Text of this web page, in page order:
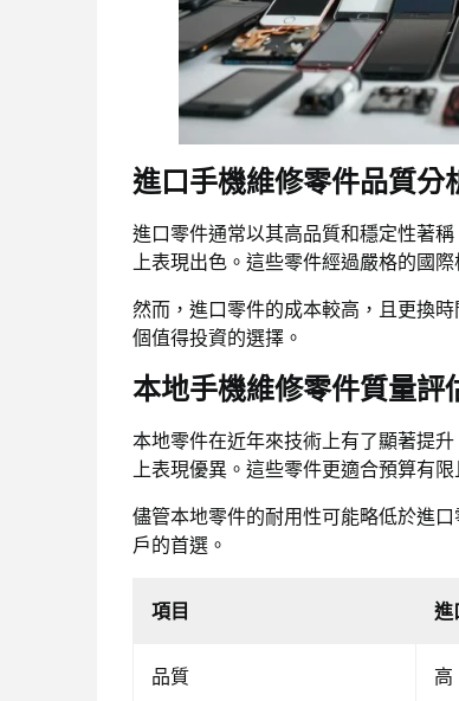
進口手機維修零件品質分
進口零件通常以其高品質和穩定性著
上表現出色。這些零件經過嚴格的國
然而，進口零件的成本較高，且更換
個值得投資的選擇。
本地手機維修零件質量評
本地零件在近年來技術上有了顯著提
上表現優異。這些零件更適合預算有
儘管本地零件的耐用性可能略低於進
戶的首選。
項目 進
品質 高